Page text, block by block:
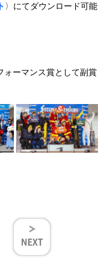
〉にてダウンロード可能
ォーマンス賞として副賞